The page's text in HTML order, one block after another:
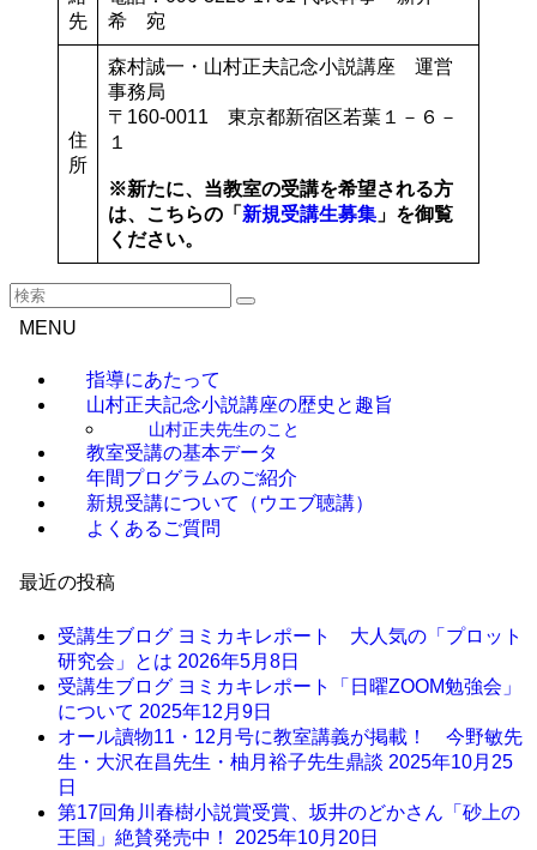
先
希 宛
住
所
森村誠一・山村正夫記念小説講座 運営
事務局
〒160-0011 東京都新宿区若葉１－６－
１
※新たに、当教室の受講を希望される方
は、こちらの「 新規受講生募集 」を御覧
ください。
MENU
指導にあたって
山村正夫記念小説講座の歴史と趣旨
山村正夫先生のこと
教室受講の基本データ
年間プログラムのご紹介
新規受講について（ウエブ聴講）
よくあるご質問
最近の投稿
受講生ブログ ヨミカキレポート 大人気の「プロット
研究会」とは 2026年5月8日
受講生ブログ ヨミカキレポート「日曜ZOOM勉強会」
について 2025年12月9日
オール讀物11・12月号に教室講義が掲載！ 今野敏先
生・大沢在昌先生・柚月裕子先生鼎談 2025年10月25
日
第17回角川春樹小説賞受賞、坂井のどかさん「砂上の
王国」絶賛発売中！ 2025年10月20日